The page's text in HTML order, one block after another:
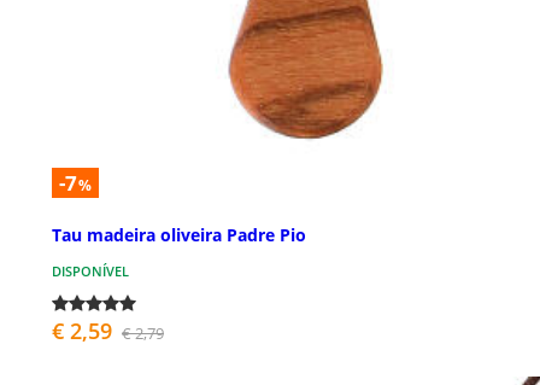
-7%
Tau madeira oliveira Padre Pio
DISPONÍVEL
€ 2,59 € 2,79